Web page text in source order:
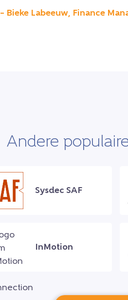
– Bieke Labeeuw, Finance
Andere
Sysdec SAF
InMotion